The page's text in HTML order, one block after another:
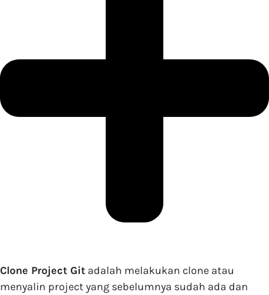
Clone Project Git adalah melakukan clone atau
menyalin project yang sebelumnya sudah ada dan